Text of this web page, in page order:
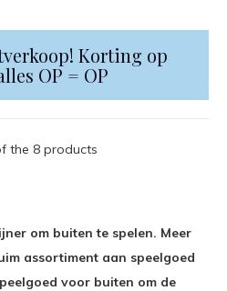
Korting op
OP = OP
the 8 products
om buiten te spelen. Meer
assortiment aan speelgoed
voor buiten om de